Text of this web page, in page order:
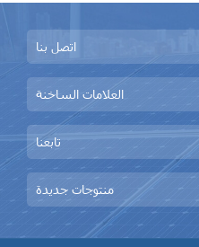
اتصل بنا
العلامات الساخنة
تابعنا
منتوجات جديدة